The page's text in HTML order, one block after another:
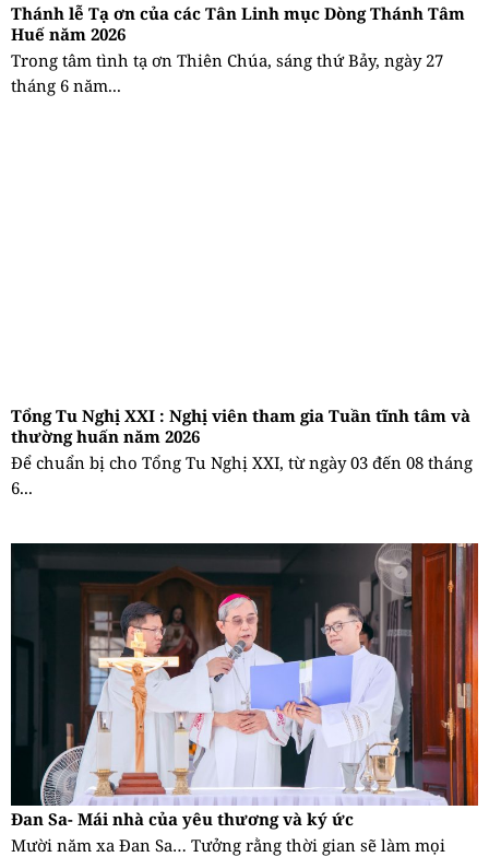
Thánh lễ Tạ ơn của các Tân Linh mục Dòng Thánh Tâm
Huế năm 2026
Trong tâm tình tạ ơn Thiên Chúa, sáng thứ Bảy, ngày 27
tháng 6 năm...
Tổng Tu Nghị XXI : Nghị viên tham gia Tuần tĩnh tâm và
thường huấn năm 2026
Để chuẩn bị cho Tổng Tu Nghị XXI, từ ngày 03 đến 08 tháng
6...
Đan Sa- Mái nhà của yêu thương và ký ức
Mười năm xa Đan Sa… Tưởng rằng thời gian sẽ làm mọi